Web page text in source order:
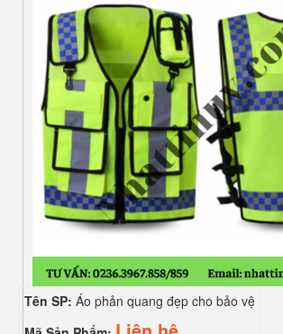
Tên SP: Áo phản quang đẹp cho bảo vệ